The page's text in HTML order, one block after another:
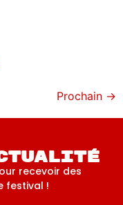
Prochain →
recevoir des
festival !